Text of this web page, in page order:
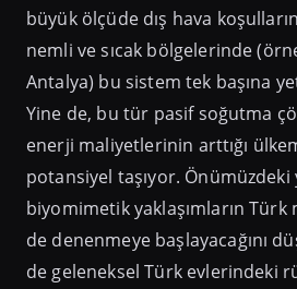
büyük ölçüde dış hava
nemli ve sıcak bölgelerinde
Antalya) bu sistem tek başına
Yine de, bu tür pasif soğutma
enerji maliyetlerinin arttığı
potansiyel taşıyor. Önümüzdeki
biyomimetik yaklaşımların
de denenmeye başlayacağını
de geleneksel Türk evlerindeki